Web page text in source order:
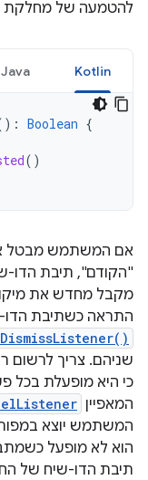
להטמעה של מחלקת
Kotlin
Java
Boolean {
()
אם המשתמש מבטל
מקבל מחדש את
התראה כשתיבת
שניהם. צריך לרשום
כי היא מופעלת בכל
המאפיין
המשתמש יוצא
הוא לא מופעל
תיבת הדו-שיח של